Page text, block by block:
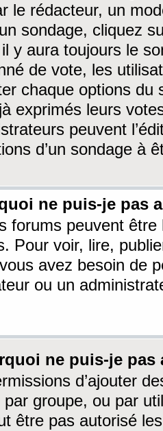
le rédacteur, un
sondage, cliquez
y aura toujours le
de vote, les
chaque options du
exprimés leurs
peuvent
d’un sondage à
ne puis-je pas
forums peuvent être
Pour voir, lire,
avez besoin de
ou un
ne puis-je
d’ajouter
groupe, ou par
être pas autorisé